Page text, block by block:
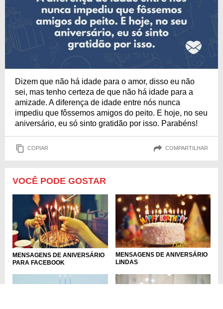
Dizem que não há idade para o amor, disso eu não
sei, mas tenho certeza de que não há idade para a
amizade. A diferença de idade entre nós nunca
impediu que fôssemos amigos do peito. E hoje, no seu
aniversário, eu só sinto gratidão por isso. Parabéns!
COPIAR COMPARTILHAR
VOCÊ PODE GOSTAR
MENSAGENS DE ANIVERSÁRIO
PARA FACEBOOK
MENSAGENS DE ANIVERSÁRIO
LINDAS